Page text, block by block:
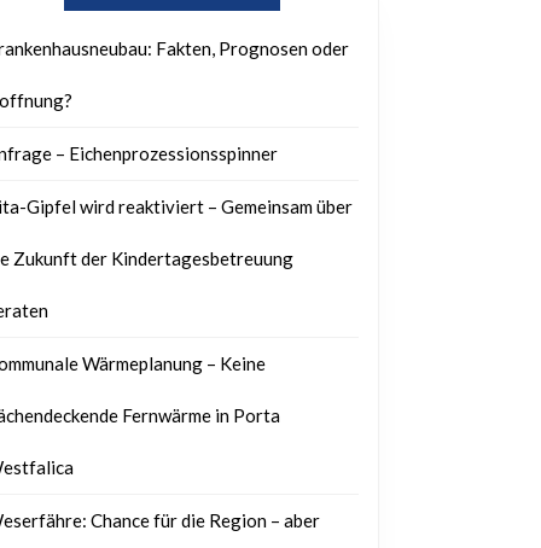
Fakten, Prognosen oder
– Eichenprozessionsspinner
Gipfel wird reaktiviert – Gemeinsam über
Zukunft der Kindertagesbetreuung
Wärmeplanung – Keine
Fernwärme in Porta
Chance für die Region – aber